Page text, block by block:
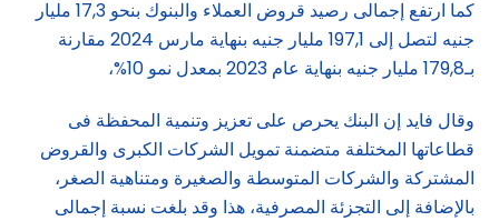
كما ارتفع إجمالى رصيد قروض العملاء والبنوك بنحو 17,3 مليار
جنيه لتصل إلى 197,1 مليار جنيه بنهاية مارس 2024 مقارنة
بـ179,8 مليار جنيه بنهاية عام 2023 بمعدل نمو 10%،
وقال فايد إن البنك يحرص على تعزيز وتنمية المحفظة فى
قطاعاتها المختلفة متضمنة تمويل الشركات الكبرى والقروض
المشتركة والشركات المتوسطة والصغيرة ومتناهية الصغر،
بالإضافة إلى التجزئة المصرفية، هذا وقد بلغت نسبة إجمالى